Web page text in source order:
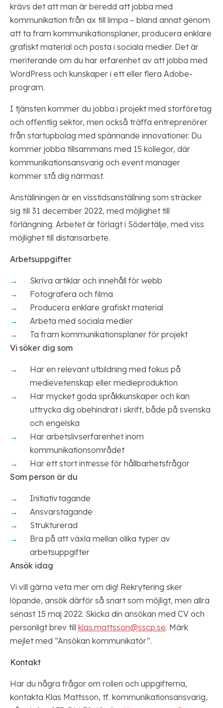
krävs det att man är beredd att jobba med
kommunikation från ax till limpa – bland annat genom
att ta fram kommunikationsplaner, producera enklare
grafiskt material och posta i sociala medier. Det är
meriterande om du har erfarenhet av att jobba med
WordPress och kunskaper i ett eller flera Adobe-
program.
I tjänsten kommer du jobba i projekt med storföretag
och offentlig sektor, men också träffa entreprenörer
från startupbolag med spännande innovationer. Du
kommer jobba tillsammans med 15 kollegor, där
kommunikationsansvarig och event manager
kommer stå dig närmast.
Anställningen är en visstidsanställning som sträcker
sig till 31 december 2022, med möjlighet till
förlängning. Arbetet är förlagt i Södertälje, med viss
möjlighet till distansarbete.
Arbetsuppgifter
Skriva artiklar och innehåll för webb
Fotografera och filma
Producera enklare grafiskt material
Arbeta med sociala medier
Ta fram kommunikationsplaner för projekt
Vi söker dig som
Har en relevant utbildning med fokus på
medievetenskap eller medieproduktion
Har mycket goda språkkunskaper och kan
uttrycka dig obehindrat i skrift, både på svenska
och engelska
Har arbetslivserfarenhet inom
kommunikationsområdet
Har ett stort intresse för hållbarhetsfrågor
Som person är du
Initiativtagande
Ansvarstagande
Strukturerad
Bra på att växla mellan olika typer av
arbetsuppgifter
Ansök idag
Vi vill gärna veta mer om dig! Rekrytering sker
löpande, ansök därför så snart som möjligt, men allra
senast 15 maj 2022. Skicka din ansökan med CV och
personligt brev till klas.mattsson@sscp.se. Märk
mejlet med ”Ansökan kommunikatör”.
Kontakt
Har du några frågor om rollen och uppgifterna,
kontakta Klas Mattsson, tf. kommunikationsansvarig,